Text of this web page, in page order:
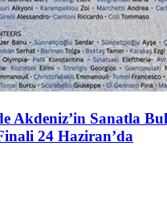
Akdeniz’in Sanatla
24 Haziran’da